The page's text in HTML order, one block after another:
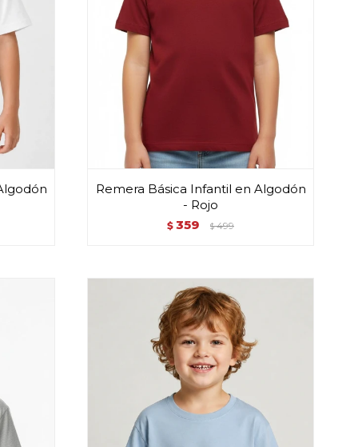
Remera Básica Infantil en Algodón
- Rojo
$ 359 $ 499